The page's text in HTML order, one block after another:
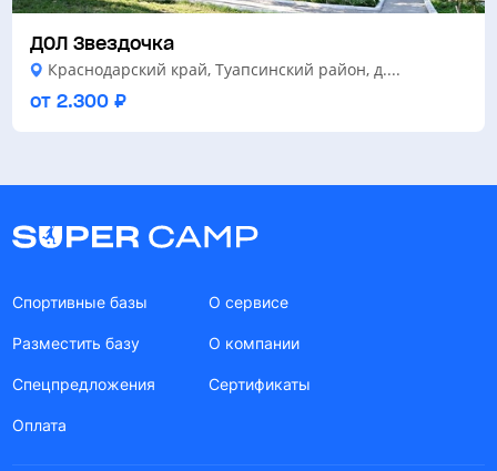
ДОЛ Звездочка
Краснодарский край, Туапсинский район, д....
от 2.300 ₽
Спортивные базы
Разместить базу
Спецпредложения
Оплата
О сервисе
О компании
Сертификаты